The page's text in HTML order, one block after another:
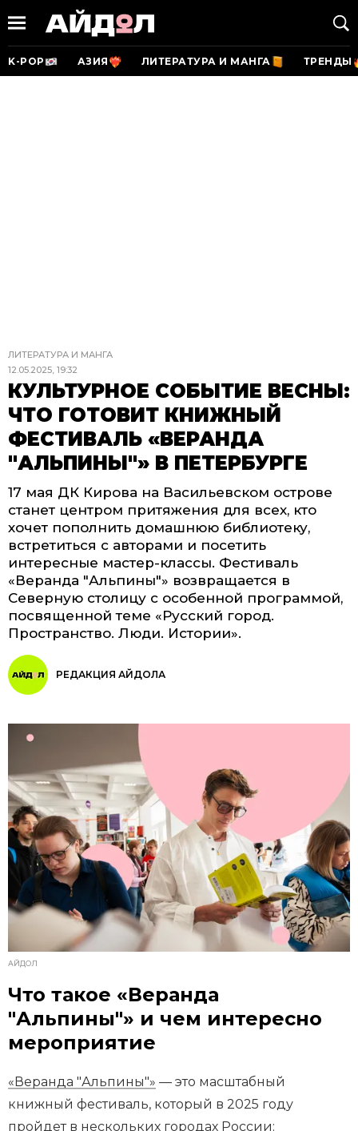
K-POP АЗИЯ ЛИТЕРАТУРА И МАНГА ТРЕНДЫ
ЛИТЕРАТУРА И МАНГА
12.05.2025, 19:32
КУЛЬТУРНОЕ СОБЫТИЕ ВЕСНЫ:
ЧТО ГОТОВИТ КНИЖНЫЙ
ФЕСТИВАЛЬ «ВЕРАНДА
"АЛЬПИНЫ"» В ПЕТЕРБУРГЕ
17 мая ДК Кирова на Васильевском острове
станет центром притяжения для всех, кто
хочет пополнить домашнюю библиотеку,
встретиться с авторами и посетить
интересные мастер-классы. Фестиваль
«Веранда "Альпины"» возвращается в
Северную столицу с особенной программой,
посвященной теме «Русский город.
Пространство. Люди. Истории».
РЕДАКЦИЯ АЙДОЛА
АЙДОЛ
Что такое «Веранда
"Альпины"» и чем интересно
мероприятие
«Веранда "Альпины"» — это масштабный
книжный фестиваль, который в 2025 году
пройдет в нескольких городах России: